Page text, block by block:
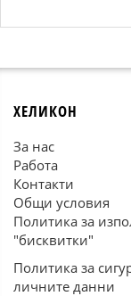
ХЕЛИКОН
За нас
Работа
Контакти
Общи условия
Политика за
"бисквитки"
Политика за
личните данни